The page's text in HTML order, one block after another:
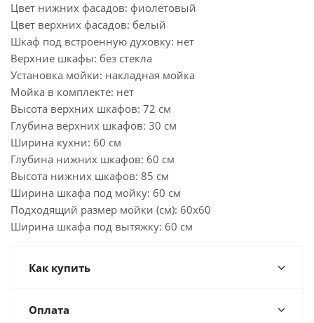
Цвет нижних фасадов: фиолетовый
Цвет верхних фасадов: белый
Шкаф под встроенную духовку: нет
Верхние шкафы: без стекла
Установка мойки: накладная мойка
Мойка в комплекте: нет
Высота верхних шкафов: 72 см
Глубина верхних шкафов: 30 см
Ширина кухни: 60 см
Глубина нижних шкафов: 60 см
Высота нижних шкафов: 85 см
Ширина шкафа под мойку: 60 см
Подходящий размер мойки (см): 60x60
Ширина шкафа под вытяжку: 60 см
Как купить
Оплата